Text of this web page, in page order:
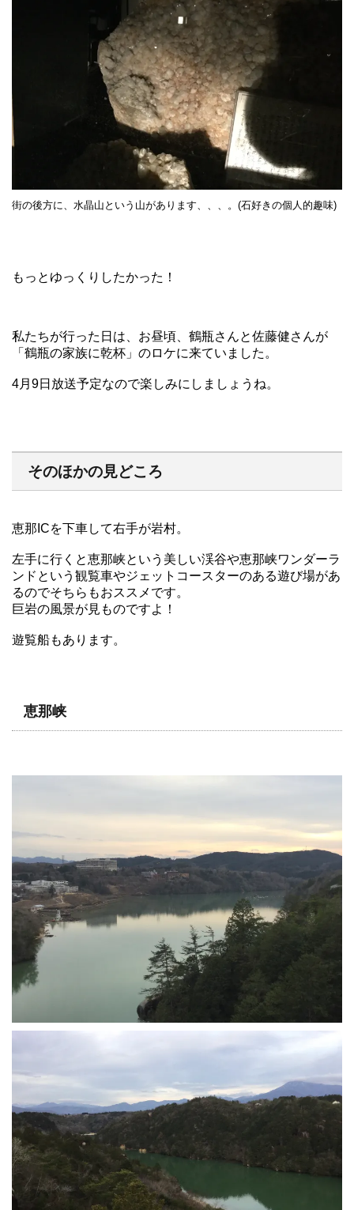
街の後方に、水晶山という山があります、、、。(石好きの個人的趣味)
もっとゆっくりしたかった！
私たちが行った日は、お昼頃、鶴瓶さんと佐藤健さんが
「鶴瓶の家族に乾杯」のロケに来ていました。
4月9日放送予定なので楽しみにしましょうね。
そのほかの見どころ
恵那ICを下車して右手が岩村。
左手に行くと恵那峡という美しい渓谷や恵那峡ワンダーラ
ンドという観覧車やジェットコースターのある遊び場があ
るのでそちらもおススメです。
巨岩の風景が見ものですよ！
遊覧船もあります。
恵那峡